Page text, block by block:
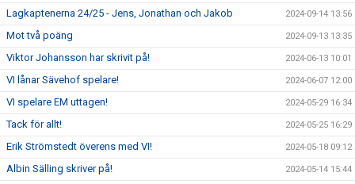
Lagkaptenerna 24/25 - Jens, Jonathan och Jakob 2024-09-14 13:56
Mot två poäng 2024-09-13 13:35
Viktor Johansson har skrivit på! 2024-06-13 10:01
VI lånar Sävehof spelare! 2024-06-07 12:00
VI spelare EM uttagen! 2024-05-29 16:34
Tack för allt! 2024-05-25 16:29
Erik Strömstedt överens med VI! 2024-05-18 09:12
Albin Sälling skriver på! 2024-05-14 15:44